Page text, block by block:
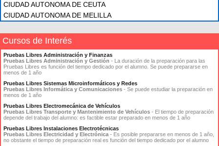
CIUDAD AUTONOMA DE CEUTA
CIUDAD AUTONOMA DE MELILLA
Cursos de Interés
Pruebas Libres Administración y Finanzas
Pruebas Libres Administración y Gestión - La duración de la preparación para las
Pruebas Libres es función del tiempo dedicado por el alumno. Se puede prepararse en
menos de 1 año
Pruebas Libres Sistemas Microinformáticos y Redes
Pruebas Libres Informática y Comunicaciones - Se puede estudiar la preparación en
menos de 1 año
Pruebas Libres Electromecánica de Vehículos
Pruebas Libres Transporte y Mantenimiento de Vehículos - El tiempo de preparación
depende del trabajo del alumno: es factible estar preparado en menos de 1 año
Pruebas Libres Instalaciones Electrotécnicas
Pruebas Libres Electricidad y Electrónica - Es posible prepararse en menos de 1 año,
no obstante el tiempo de preparación real es función del tiempo dedicado por el alumno